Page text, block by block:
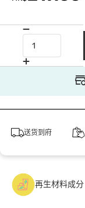
送货到府
再生材料成分